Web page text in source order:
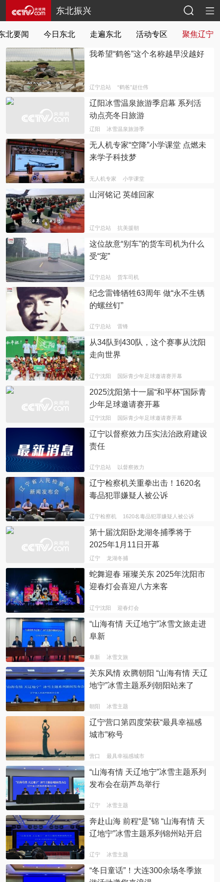
东北振兴
北要闻 今日东北 走遍东北 活动专区 聚焦辽宁
我希望“鹤爸”这个名称越早没越好
辽宁总站 “鹤爸”赵仕伟
辽阳冰雪温泉旅游季启幕 系列活
动点亮冬日旅游
辽阳 冰雪温泉旅游季
无人机专家“空降”小学课堂 点燃未
来学子科技梦
无人机专家 小学课堂
山河铭记 英雄回家
辽宁总站 抗美援朝
这位故意“别车”的货车司机为什么
受“宠”
辽宁总站 货车司机
纪念雷锋牺牲63周年 做“永不生锈
的螺丝钉”
辽宁总站 雷锋
从34队到430队，这个赛事从沈阳
走向世界
辽宁沈阳 国际青少年足球邀请赛开幕
2025沈阳第十一届“和平杯”国际青
少年足球邀请赛开幕
辽宁沈阳 国际青少年足球邀请赛开幕
辽宁以督察效力压实法治政府建设
责任
辽宁总站 以督察效力
辽宁检察机关重拳出击！1620名
毒品犯罪嫌疑人被公诉
辽宁检察机 1620名毒品犯罪嫌疑人被公诉
第十届沈阳卧龙湖冬捕季将于
2025年1月11日开幕
辽宁 龙湖冬捕
蛇舞迎春 璀璨关东 2025年沈阳市
迎春灯会喜迎八方来客
辽宁沈阳 迎春灯会
“山海有情 天辽地宁”冰雪文旅走进
阜新
阜新 冰雪文旅
关东风情 欢腾朝阳 “山海有情 天辽
地宁”冰雪主题系列朝阳站来了
朝阳 冰雪主题
辽宁营口第四度荣获“最具幸福感
城市”称号
营口 最具幸福感城市
“山海有情 天辽地宁”冰雪主题系列
发布会在葫芦岛举行
辽宁 冰雪主题
奔赴山海 前程“是”锦 “山海有情 天
辽地宁”冰雪主题系列锦州站开启
辽宁 冰雪主题
“冬日童话”！大连300余场冬季旅